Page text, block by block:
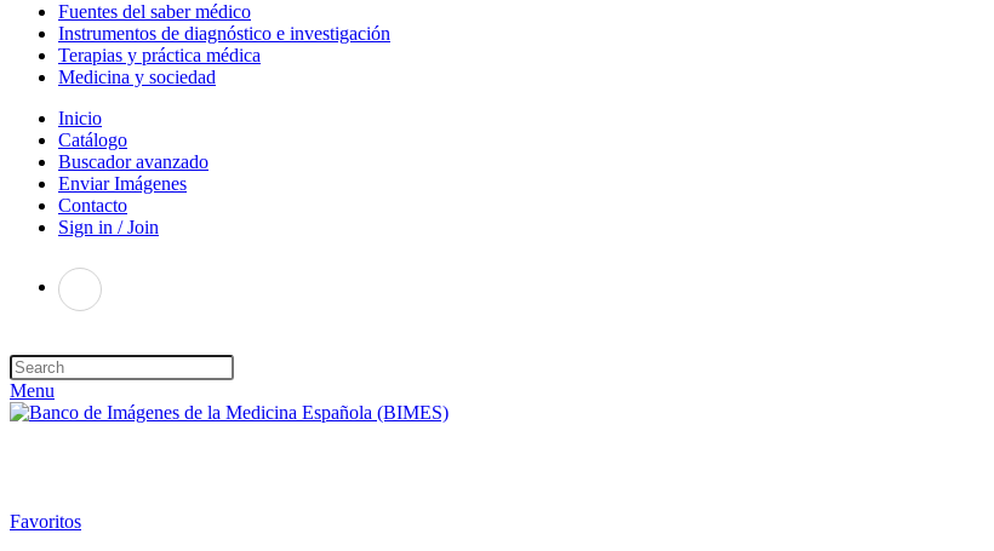
Fuentes del saber médico
Instrumentos de diagnóstico e investigación
Terapias y práctica médica
Medicina y sociedad
Inicio
Catálogo
Buscador avanzado
Enviar Imágenes
Contacto
Sign in / Join
Menu
Favoritos